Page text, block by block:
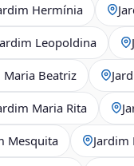
Hermínia
Leopoldina
Maria Beatriz
Maria Rita
Mesquita